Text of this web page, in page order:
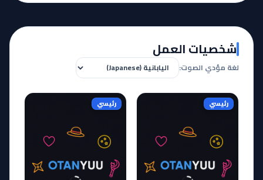
شخصيات العمل
لغة مؤدي الصوت:
رئيسي رئيسي